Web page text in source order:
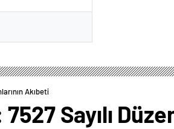
Akıbeti
Sayılı